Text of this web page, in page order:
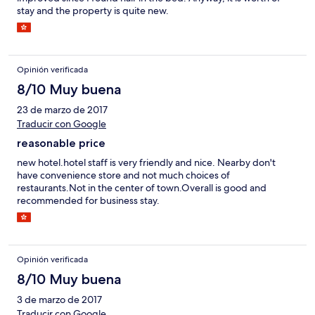
stay and the property is quite new.
Opinión verificada
8/10 Muy buena
23 de marzo de 2017
Traducir con Google
reasonable price
new hotel.hotel staff is very friendly and nice. Nearby don't
have convenience store and not much choices of
restaurants.Not in the center of town.Overall is good and
recommended for business stay.
Opinión verificada
8/10 Muy buena
3 de marzo de 2017